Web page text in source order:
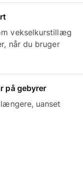
vekselkurstillæg
når du bruger
på gebyrer
uanset